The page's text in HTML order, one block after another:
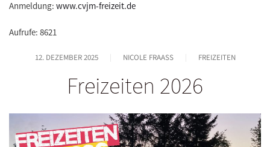
Anmeldung: www.cvjm-freizeit.de
Aufrufe: 8621
12. DEZEMBER 2025 NICOLE FRAASS FREIZEITEN
Freizeiten 2026